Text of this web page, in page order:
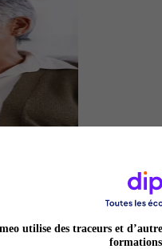
Sage-femme
utilise des traceurs et